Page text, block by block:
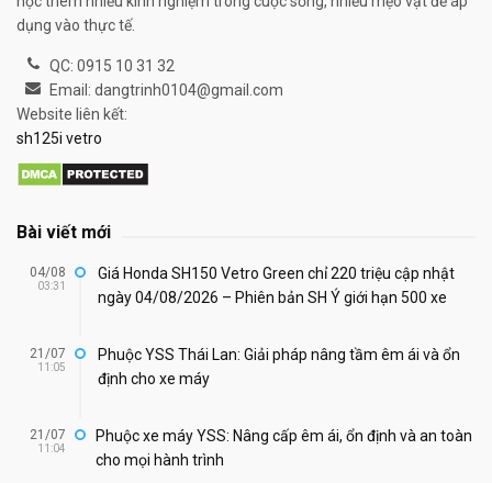
dụng vào thực tế.
QC: 0915 10 31 32
Email: dangtrinh0104@gmail.com
Website liên kết:
sh125i vetro
Bài viết mới
04/08
03:31
Giá Honda SH150 Vetro Green chỉ 220 triệu cập nhật
ngày 04/08/2026 – Phiên bản SH Ý giới hạn 500 xe
21/07
11:05
Phuộc YSS Thái Lan: Giải pháp nâng tầm êm ái và ổn
định cho xe máy
21/07
11:04
Phuộc xe máy YSS: Nâng cấp êm ái, ổn định và an toàn
cho mọi hành trình